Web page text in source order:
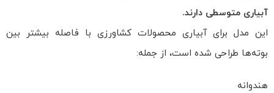
آبیاری متوسطی دارند.
این مدل برای آبیاری محصولات کشاورزی با فاصله بیشتر بین
بوته‌ها طراحی شده است، از جمله:
هندوانه